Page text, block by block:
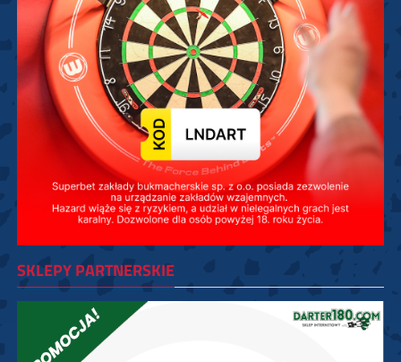
SKLEPY PARTNERSKIE